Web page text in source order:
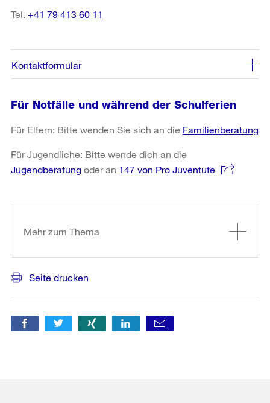
Tel. +41 79 413 60 11
Kontaktformular
Für Notfälle und während der Schulferien
Für Eltern: Bitte wenden Sie sich an die Familienberatung
Für Jugendliche: Bitte wende dich an die
Jugendberatung oder an 147 von Pro Juventute
Mehr zum Thema
Seite drucken